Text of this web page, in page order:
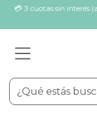
💳 3 cuotas sin interés